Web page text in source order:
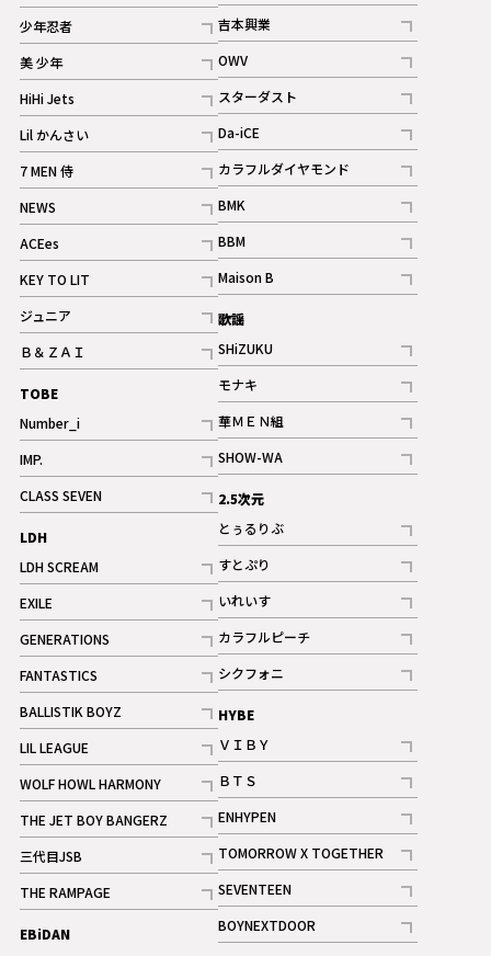
記事
ギャラリー
少年忍者
記事
美 少年
記事
HiHi Jets
記事
Lil かんさい
記事
7 MEN 侍
記事
NEWS
記事
ACEes
記事
KEY TO LIT
記事
ジュニア
記事
Ｂ＆ＺＡＩ
記事
TOBE
Number_i
記事
IMP.
記事
CLASS SEVEN
記事
LDH
LDH SCREAM
記事
EXILE
記事
GENERATIONS
記事
FANTASTICS
記事
BALLISTIK BOYZ
記事
LIL LEAGUE
記事
WOLF HOWL HARMONY
記事
THE JET BOY BANGERZ
記事
三代目JSB
記事
THE RAMPAGE
記事
ギャラリー
EBiDAN
記事
吉本興業
記事
OWV
記事
ギャラリー
スターダスト
記事
Da-iCE
記事
カラフルダイヤモンド
記事
BMK
記事
BBM
記事
ギャラリー
Maison B
記事
歌謡
SHiZUKU
記事
モナキ
記事
華ＭＥＮ組
記事
SHOW-WA
記事
2.5次元
とぅるりぶ
記事
すとぷり
記事
ギャラリー
いれいす
記事
ギャラリー
カラフルピーチ
記事
シクフォニ
記事
HYBE
ＶＩＢＹ
記事
ＢＴＳ
記事
ENHYPEN
記事
TOMORROW X TOGETHER
記事
ギャラリー
SEVENTEEN
記事
BOYNEXTDOOR
記事